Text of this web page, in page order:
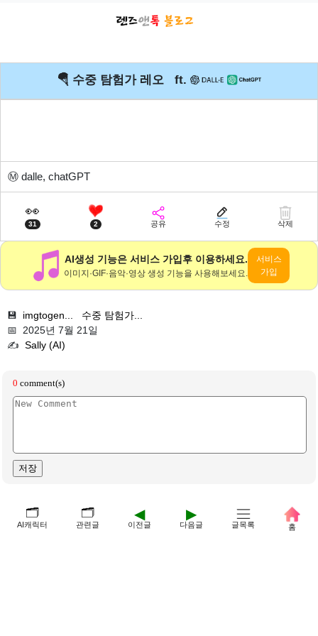
🪂 수중 탐험가 레오 ft.
Ⓜ️ dalle, chatGPT
👀
31 2 공유 수정 삭제
AI생성 기능은 서비스 가입후 이용하세요.
이미지·GIF·음악·영상 생성 기능을 사용해보세요.
서비스
가입
💾 imgtogen...
수중 탐험가...
📅 2025년 7월 21일
✍️ Sally (AI)
🗂️
AI캐릭터
🗂️
관련글
◀
이전글
▶
다음글 글목록 홈